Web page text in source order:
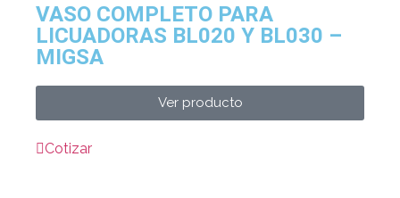
VASO COMPLETO PARA
LICUADORAS BL020 Y BL030 –
MIGSA
Ver producto
Cotizar